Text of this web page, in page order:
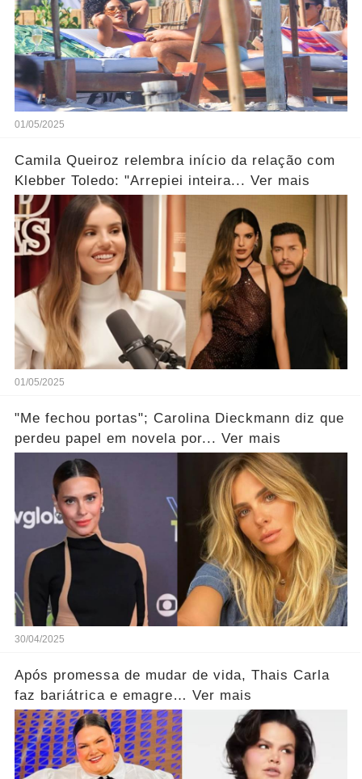
01/05/2025
Camila Queiroz relembra início da relação com
Klebber Toledo: "Arrepiei inteira... Ver mais
01/05/2025
"Me fechou portas"; Carolina Dieckmann diz que
perdeu papel em novela por... Ver mais
30/04/2025
Após promessa de mudar de vida, Thais Carla
faz bariátrica e emagre… Ver mais